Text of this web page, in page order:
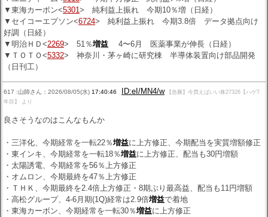
▼東海カーボン<5301> 純利益上振れ 今期10％増（日経）
▼セイコーエプソン<6724> 純利益上振れ 今期3.8倍 データ拠点向け
好調（日経）
▼明治ＨＤ<2269> 51％増益 4〜6月 医薬事業が伸長（日経）
▼ＴＯＴＯ<5332> 神奈川・茅ヶ崎に研究棟 半導体装置向け部品開発
（日刊工）
617 :山師さん：2026/08/05(水) 17:40:46 ID:eI/MN4/w
【急騰】今買えばいい株27326【ハゲ7
年目】 より
良さそうなのはこんなもんか
・三洋化、今期経常を一転22％増益に上方修正、今期配当を実質増額修正
・東インキ、今期経常を一転18％増益に上方修正、配当も30円増額
・太陽誘電、今期経常を56％上方修正
・オムロン、今期最終を47％上方修正
・ＴＨＫ、今期最終を2.4倍上方修正・8期ぶり最高益、配当も11円増額
・高松グループ、4-6月期(1Q)経常は2.9倍増益で着地
・東海カーボン、今期経常を一転30％増益に上方修正